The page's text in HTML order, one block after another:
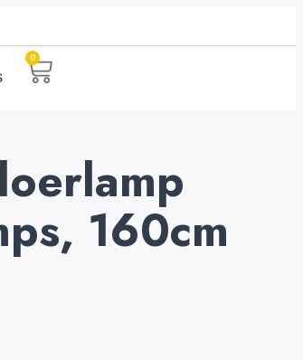
0
160cm